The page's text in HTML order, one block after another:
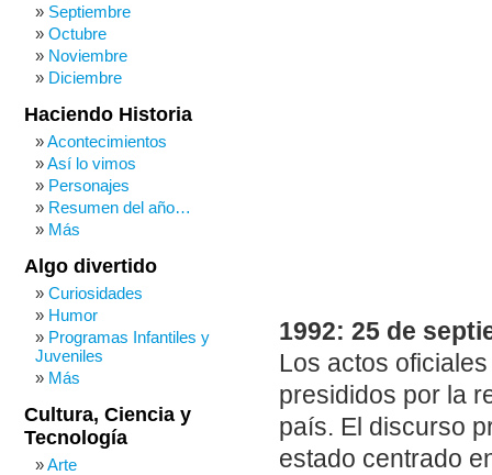
1992: 25 de
Los actos
presididos por la
país. El discurso
estado centrado
Septiembre
Octubre
Noviembre
Diciembre
Haciendo Historia
Acontecimientos
Así lo vimos
Personajes
Resumen del año…
Más
Algo divertido
Curiosidades
Humor
Programas Infantiles y
Juveniles
Más
Cultura, Ciencia y
Tecnología
Arte